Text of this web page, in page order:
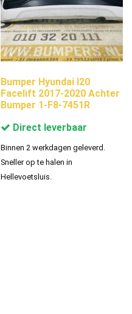
Bumper Hyundai I20
Facelift 2017-2020 Achter
Bumper 1-F8-7451R
Direct leverbaar
Binnen 2 werkdagen geleverd.
Sneller op te halen in
Hellevoetsluis.